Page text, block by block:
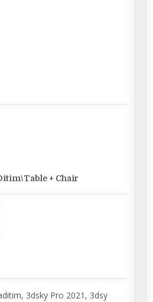
+ Chair
3dsky Pro 2021, 3dsy